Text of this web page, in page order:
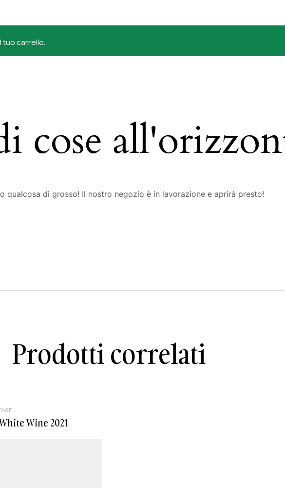
tuo carrello.
cose
qualcosa di grosso! Il nostro negozio è in lavorazione e aprirà presto!
Prodotti correlati
Wine 2021